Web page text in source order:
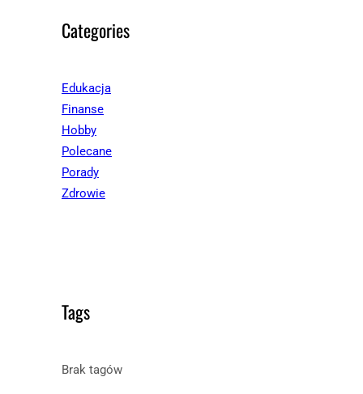
Categories
Edukacja
Finanse
Hobby
Polecane
Porady
Zdrowie
Tags
Brak tagów